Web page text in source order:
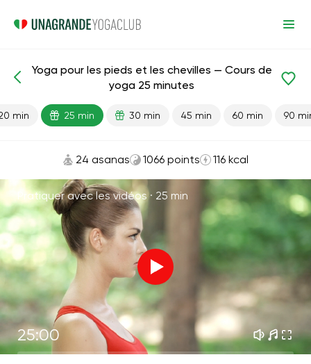
Jambes Articulations
Yoga pour les pieds et les chevilles — Cours de
yoga 25 minutes
min 25 min 30 min 45 min 60 min 90
24 asanas 1066 points 116 kcal
Pratiquer avec les vidéos · 25 min
25:00